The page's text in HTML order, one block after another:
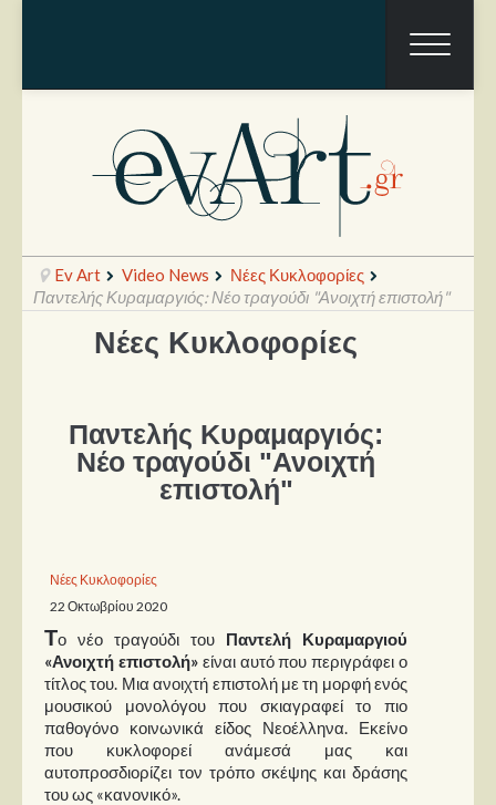
Ραπόρτο
Θέατρο
Συνεντεύξεις
Δίσκοι
Ταινίες
Βιβλία
Video News
Καλλιτέχνες
Ev Art Video News
Νέες Κυκλοφορίες
Παντελής Κυραμαργιός: Νέο τραγούδι "Ανοιχτή επιστολή"
Νέες Κυκλοφορίες
Παντελής Κυραμαργιός:
Νέο τραγούδι "Ανοιχτή
επιστολή"
Νέες Κυκλοφορίες
22 Οκτωβρίου 2020
Το νέο τραγούδι του Παντελή Κυραμαργιού
«Ανοιχτή επιστολή»είναι αυτό που περιγράφει ο
τίτλος του. Μια ανοιχτή επιστολή με τη μορφή ενός
μουσικού μονολόγου που σκιαγραφεί το πιο
παθογόνο κοινωνικά είδος Νεοέλληνα. Εκείνο
που κυκλοφορεί ανάμεσά μας και
αυτοπροσδιορίζει τον τρόπο σκέψης και δράσης
του ως «κανονικό».